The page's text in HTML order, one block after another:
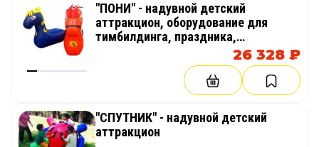
"ПОНИ" - надувной детский
аттракцион, оборудование для
тимбилдинга, праздника,
корпоратива, соревнований,
веселых стартов, эстафет
26 328 ₽
"СПУТНИК" - надувной детский
аттракцион